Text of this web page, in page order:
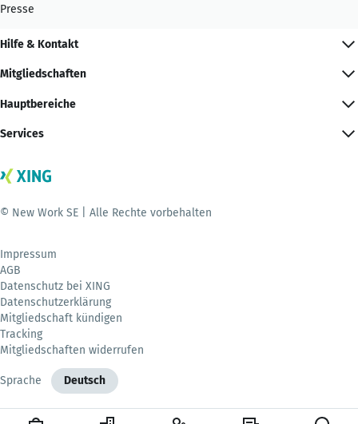
Presse
Hilfe & Kontakt
Mitgliedschaften
Hauptbereiche
Services
© New Work SE | Alle Rechte vorbehalten
Impressum
AGB
Datenschutz bei XING
Datenschutzerklärung
Mitgliedschaft kündigen
Tracking
Mitgliedschaften widerrufen
Sprache Deutsch